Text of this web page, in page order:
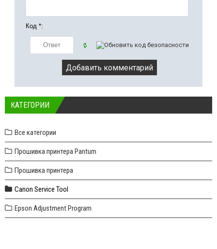
Код *:
КАТЕГОРИИ
Все категории
Прошивка принтера Pantum
Прошивка принтера
Canon Service Tool
Epson Adjustment Program